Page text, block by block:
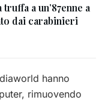
a un’87enne a
dai carabinieri
hanno
rimuovendo